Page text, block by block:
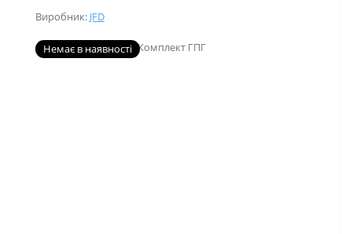
Виробник: JFD
Немає в наявності